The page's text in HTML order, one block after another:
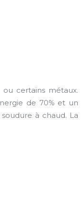
certains métaux.
de 70% et un
à chaud. La